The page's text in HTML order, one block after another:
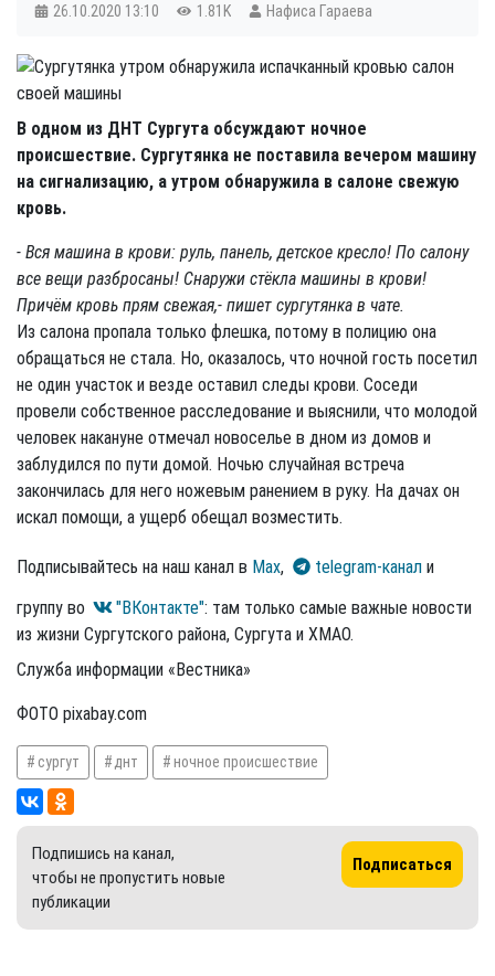
26.10.2020 13:10 1.81K Нафиса Гараева
В одном из ДНТ Сургута обсуждают ночное
происшествие. Сургутянка не поставила вечером машину
на сигнализацию, а утром обнаружила в салоне свежую
кровь.
- Вся машина в крови: руль, панель, детское кресло! По салону
все вещи разбросаны! Снаружи стёкла машины в крови!
Причём кровь прям свежая,- пишет сургутянка в чате.
Из салона пропала только флешка, потому в полицию она
обращаться не стала. Но, оказалось, что ночной гость посетил
не один участок и везде оставил следы крови. Соседи
провели собственное расследование и выяснили, что молодой
человек накануне отмечал новоселье в дном из домов и
заблудился по пути домой. Ночью случайная встреча
закончилась для него ножевым ранением в руку. На дачах он
искал помощи, а ущерб обещал возместить.
Подписывайтесь на наш канал в Max, telegram-канал и
группу во
"ВКонтакте": там только самые важные новости
из жизни Сургутского района, Сургута и ХМАО.
Служба информации «Вестника»
ФОТО pixabay.com
сургут днт ночное происшествие
Подпишись на канал,
чтобы не пропустить новые
публикации
Подписаться